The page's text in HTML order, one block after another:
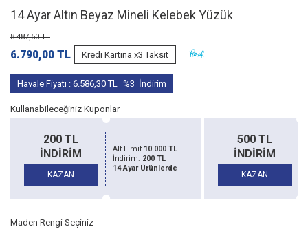
14 Ayar Altın Beyaz Mineli Kelebek Yüzük
8.487,50TL
6.790,00 TL Kredi Kartına x3 Taksit
Havale Fiyatı : 6.586,30TL %3 İndirim
Kullanabileceğiniz Kuponlar
500 TL
İNDİRİM
KAZAN
Alt Limit 20.000 TL
İndirim: 500 TL
14 Ayar Ürünlerde
1500 TL
İNDİRİM
KAZAN
Maden Rengi Seçiniz